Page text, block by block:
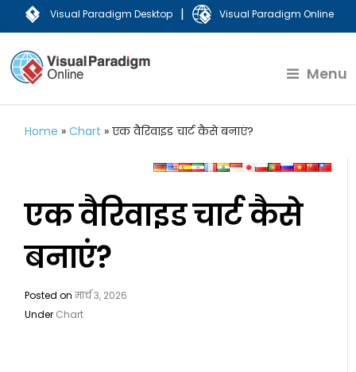
Visual Paradigm Desktop | Visual Paradigm Online
Menu
Home »Chart »एक वैरिवाइड चार्ट कैसे बनाएं?
एक वैरिवाइड चार्ट कैसे
बनाएं?
Posted onमार्च 3, 2026
Under Chart